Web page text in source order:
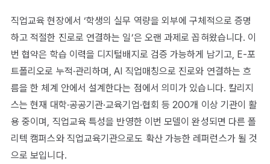
직업교육 현장에서 ‘학생의 실무 역량을 외부에 구체적으로 증명
하고 적절한 진로로 연결하는 일’은 오랜 과제로 꼽혀왔습니다. 이
번 협약은 학습 이력을 디지털배지로 검증 가능하게 남기고, E-포
트폴리오로 누적·관리하며, AI 직업매칭으로 진로와 연결하는 흐
름을 한 체계 안에서 설계한다는 점에서 의미가 있습니다. 칼리지
스는 현재 대학·공공기관·교육기업·협회 등 200개 이상 기관이 활
용 중이며, 직업교육 특성을 반영한 이번 모델이 완성되면 다른 폴
리텍 캠퍼스와 직업교육기관으로도 확산 가능한 레퍼런스가 될 것
으로 보입니다.